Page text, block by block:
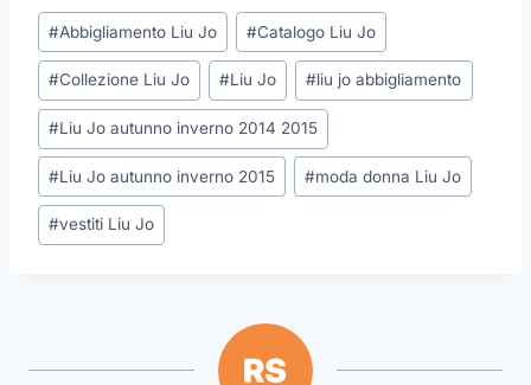
Tag
articolo:
#Abbigliamento Liu Jo #Catalogo Liu Jo
#Collezione Liu Jo #Liu Jo #liu jo abbigliamento
#Liu Jo autunno inverno 2014 2015
#Liu Jo autunno inverno 2015 #moda donna Liu Jo
#vestiti Liu Jo